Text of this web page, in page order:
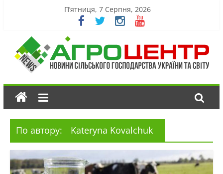
П’ятниця, 7 Серпня, 2026
По автору: Kateryna Kovalchuk